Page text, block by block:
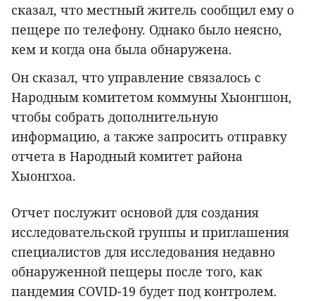
сказал, что местный житель сообщил ему о
пещере по телефону. Однако было неясно,
кем и когда она была обнаружена.
Он сказал, что управление связалось с
Народным комитетом коммуны Хыонгшон,
чтобы собрать дополнительную
информацию, а также запросить отправку
отчета в Народный комитет района
Хыонгхоа.
Отчет послужит основой для создания
исследовательской группы и приглашения
специалистов для исследования недавно
обнаруженной пещеры после того, как
пандемия COVID-19 будет под контролем.